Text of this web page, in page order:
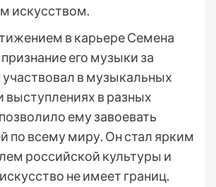
искусством.
в карьере Семена
его музыки за
в музыкальных
выступлениях в разных
ему завоевать
по всему миру. Он стал ярким
российской культуры и
не имеет границ.